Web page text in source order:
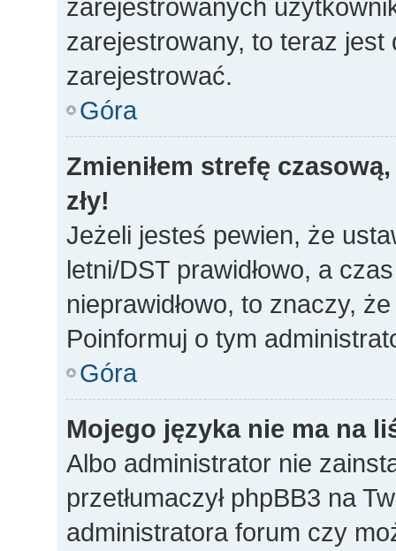
zarejestrowanych
zarejestrowany, to teraz
zarejestrować.
Góra
Zmieniłem strefę
zły!
Jeżeli jesteś pewien, że
letni/DST prawidłowo, a
nieprawidłowo, to znaczy,
Poinformuj o tym
Góra
Mojego języka nie ma na
Albo administrator nie
przetłumaczył phpBB3 na
administratora forum czy